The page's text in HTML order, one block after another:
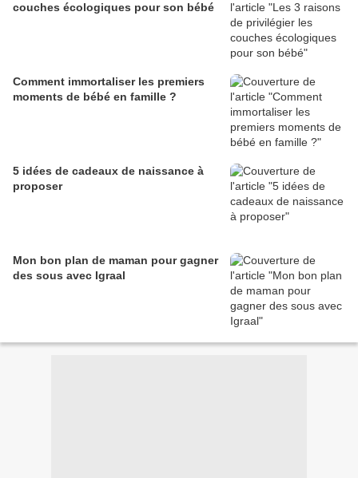
couches écologiques pour son bébé
Comment immortaliser les premiers
moments de bébé en famille ?
5 idées de cadeaux de naissance à
proposer
Mon bon plan de maman pour gagner
des sous avec Igraal